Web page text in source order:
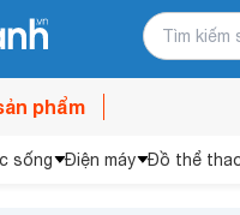
phẩm
sống Điện máy Đồ thể